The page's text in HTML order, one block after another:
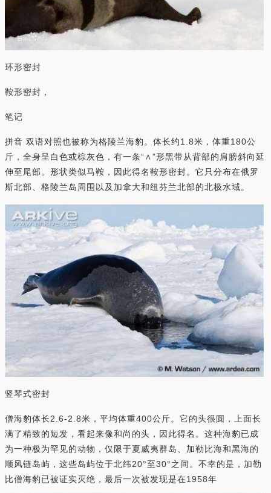
环形密封
鞍形密封，
笔记
拼音 双语对照也被称为格陵兰海豹。体长约1.8米，体重180公
斤，全身呈白色或棕灰色，有一条“∧”形黑带从背部的肩膀斜向延
伸至尾部。形状类似马鞍，因此得名鞍形密封。它只分布在俄罗
斯北部、格陵兰岛周围以及加拿大和纽芬兰北部的北极水域。
竖琴式密封
僧海豹体长2.6-2.8米，平均体重400公斤。它的头很圆，上面长
满了精致的短发，看起来像和尚的头，因此得名。这种海豹已成
为一种极为罕见的动物，仅限于夏威夷群岛、加勒比海和黑海的
顺风链岛屿，这些岛屿位于北纬20°至30°之间。不幸的是，加勒
比僧海豹已被证实灭绝，最后一次被发现是在1958年